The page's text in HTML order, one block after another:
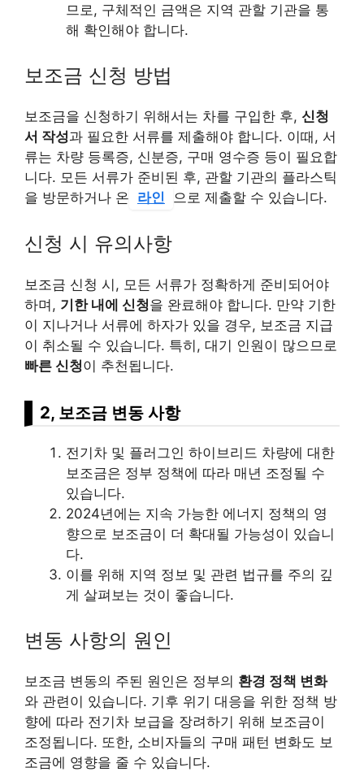
므로, 구체적인 금액은 지역 관할 기관을 통
해 확인해야 합니다.
보조금 신청 방법
보조금을 신청하기 위해서는 차를 구입한 후, 신청
서 작성과 필요한 서류를 제출해야 합니다. 이때, 서
류는 차량 등록증, 신분증, 구매 영수증 등이 필요합
니다. 모든 서류가 준비된 후, 관할 기관의 플라스틱
을 방문하거나 온 라인 으로 제출할 수 있습니다.
신청 시 유의사항
보조금 신청 시, 모든 서류가 정확하게 준비되어야
하며, 기한 내에 신청을 완료해야 합니다. 만약 기한
이 지나거나 서류에 하자가 있을 경우, 보조금 지급
이 취소될 수 있습니다. 특히, 대기 인원이 많으므로
빠른 신청이 추천됩니다.
2, 보조금 변동 사항
전기차 및 플러그인 하이브리드 차량에 대한
보조금은 정부 정책에 따라 매년 조정될 수
있습니다.
2024년에는 지속 가능한 에너지 정책의 영
향으로 보조금이 더 확대될 가능성이 있습니
다.
이를 위해 지역 정보 및 관련 법규를 주의 깊
게 살펴보는 것이 좋습니다.
변동 사항의 원인
보조금 변동의 주된 원인은 정부의 환경 정책 변화
와 관련이 있습니다. 기후 위기 대응을 위한 정책 방
향에 따라 전기차 보급을 장려하기 위해 보조금이
조정됩니다. 또한, 소비자들의 구매 패턴 변화도 보
조금에 영향을 줄 수 있습니다.